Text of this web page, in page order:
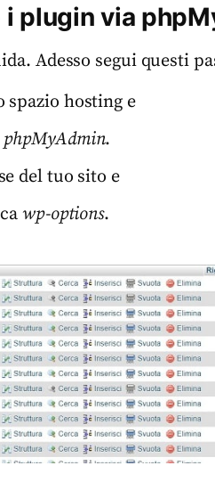
plugin via
Adesso segui questi
spazio hosting e
phpMyAdmin.
del tuo sito e
wp-options.